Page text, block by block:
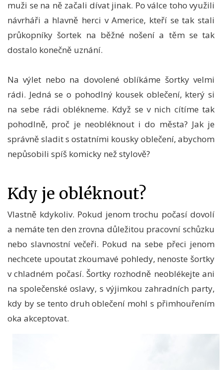
muži se na ně začali dívat jinak. Po válce toho využili
návrháři a hlavně herci v Americe, kteří se tak stali
průkopníky šortek na běžné nošení a těm se tak
dostalo konečně uznání.
Na výlet nebo na dovolené oblíkáme šortky velmi
rádi. Jedná se o pohodlný kousek oblečení, který si
na sebe rádi oblékneme. Když se v nich cítíme tak
pohodlně, proč je neobléknout i do města? Jak je
správně sladit s ostatními kousky oblečení, abychom
nepůsobili spíš komicky než stylově?
Kdy je obléknout?
Vlastně kdykoliv. Pokud jenom trochu počasí dovolí
a nemáte ten den zrovna důležitou pracovní schůzku
nebo slavnostní večeři. Pokud na sebe přeci jenom
nechcete upoutat zkoumavé pohledy, nenoste šortky
v chladném počasí. Šortky rozhodně neoblékejte ani
na společenské oslavy, s výjimkou zahradních party,
kdy by se tento druh oblečení mohl s přimhouřením
oka akceptovat.